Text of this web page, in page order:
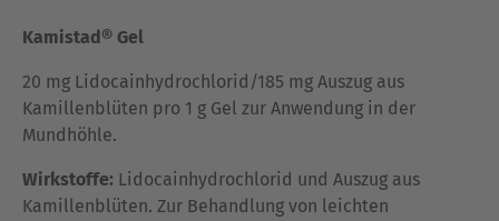
Kamistad® Gel
20 mg Lidocainhydrochlorid/185 mg Auszug aus
Kamillenblüten pro 1 g Gel zur Anwendung in der
Mundhöhle.
Wirkstoffe: Lidocainhydrochlorid und Auszug aus
Kamillenblüten. Zur Behandlung von leichten